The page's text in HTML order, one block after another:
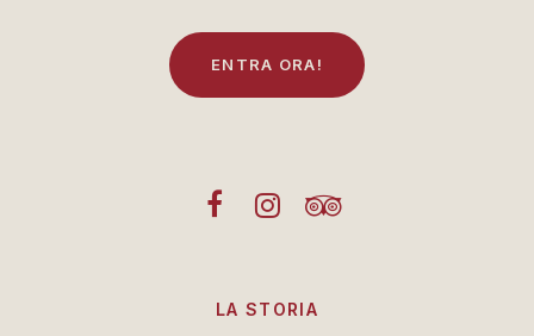
EN TRA ORA!
LA STORIA